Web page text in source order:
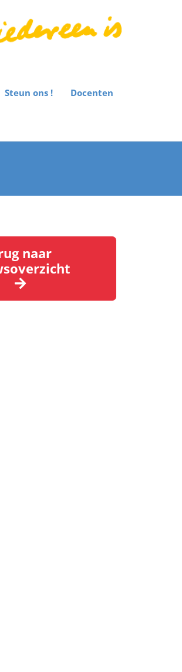
Steun ons ! Docenten
naar